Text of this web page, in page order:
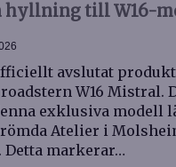
hyllning till W16-
avslutat
W16 Mistral.
exklusiva modell
Atelier i
markerar…